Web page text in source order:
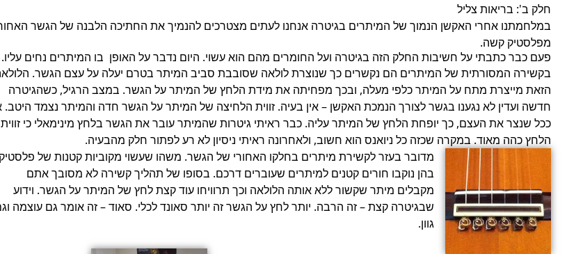
חלק ב': בריאות צליל
מפלסטיק קשה.
פעם כבר כתבתי על חשיבות החלק הזה בגיטרה ועל החומרים מהם הוא עשוי. היום נדבר על האופן  בו המיתרים נחים עליו.
ככל שנצר את העצם, כך יופחת הלחץ של המיתר עליה. כבר ראיתי גיטרות שהמיתר עובר את הגשר בלחץ מינימאלי כי זווית
הלחץ כהה מאוד. במקרה שכזה כל ניואנס הוא חשוב, ולאחרונה ראיתי ניסיון לא רע לפתור חלק מהבעיה.
מקבלים מיתר שקשור ללא אותה הלולאה וכך תרוויחו עוד קצת לחץ של המיתר על הגשר. וידוע
גוון.